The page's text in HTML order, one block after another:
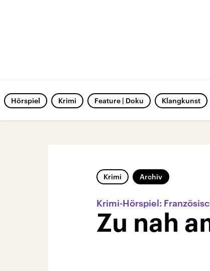
Hörspiel Krimi Feature | Doku Klangkunst
Krimi Archiv
Krimi-Hörspiel:
Zu nah